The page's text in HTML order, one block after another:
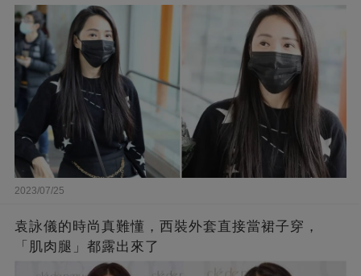
2023/07/25
袁詠儀的時尚真難懂，西裝外套直接當裙子穿，
「肌肉腿」都露出來了